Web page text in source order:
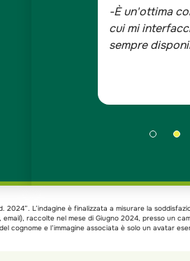
con
cortesi e
-Sono
bene, tutta la
L’indagine è finalizzata a misurare la
raccolte nel mese di Giugno 2024, presso un
cognome e l’immagine associata è solo un avatar